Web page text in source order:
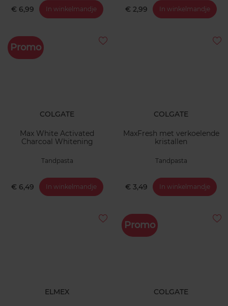
€ 6,99 In winkelmandje € 2,99 In winkelmandje
Promo
COLGATE
Max White Activated
Charcoal Whitening
Tandpasta
€ 6,49 In winkelmandje
COLGATE
MaxFresh met verkoelende
kristallen
Tandpasta
€ 3,49 In winkelmandje
ELMEX
Promo
COLGATE